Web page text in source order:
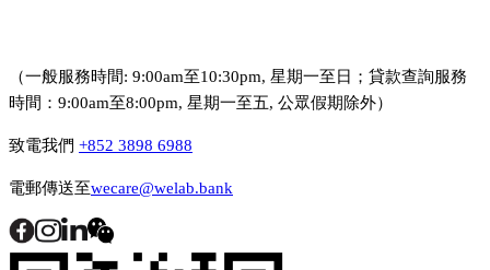
（一般服務時間: 9:00am至10:30pm, 星期一至日；貸款查詢服務
時間：9:00am至8:00pm, 星期一至五, 公眾假期除外）
致電我們 +852 3898 6988
電郵傳送至wecare@welab.bank